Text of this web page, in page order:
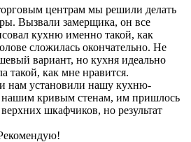
центрам мы решили делать
Вызвали замерщика, он все
кухню именно такой, как
сложилась окончательно. Не
вариант, но кухня идеально
такой, как мне нравится.
нам установили нашу кухню-
нашим кривым стенам, им пришлось
шкафчиков, но результат